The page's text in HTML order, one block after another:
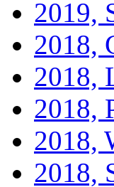
2019,
2018,
2018,
2018,
2018,
2018,